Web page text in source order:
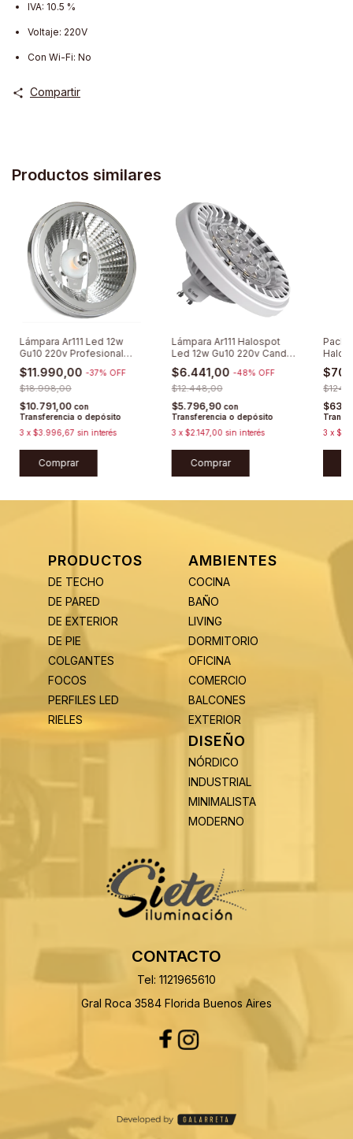
IVA: 10.5 %
Voltaje: 220V
Con Wi-Fi: No
Compartir
Productos similares
Lámpara Ar111 Led 12w
Gu10 220v Profesional
Dimerizable
$11.990,00 -37% OFF
$18.998,00
$10.791,00 con
Transferencia o depósito
3 x $3.996,67 sin interés
Comprar
Lámpara Ar111 Halospot
Led 12w Gu10 220v Candil
Bajo Consumo
$6.441,00 -48% OFF
$12.448,00
$5.796,90 con
Transferencia o depósito
3 x $2.147,00 sin interés
Comprar
Pack
220
3 x
PRODUCTOS
DE TECHO
DE PARED
DE EXTERIOR
DE PIE
COLGANTES
FOCOS
PERFILES LED
RIELES
AMBIENTES
COCINA
BAÑO
LIVING
DORMITORIO
OFICINA
COMERCIO
BALCONES
EXTERIOR
DISEÑO
NÓRDICO
INDUSTRIAL
MINIMALISTA
MODERNO
CONTACTO
Tel: 1121965610
Gral Roca 3584 Florida Buenos Aires